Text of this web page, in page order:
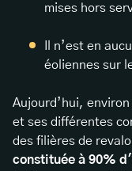
mises hors
Il n’est en
éoliennes sur
Aujourd’hui, environ
et ses différentes
des filières de
constituée à 90%